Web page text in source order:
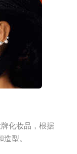
化妆品，根据
型。